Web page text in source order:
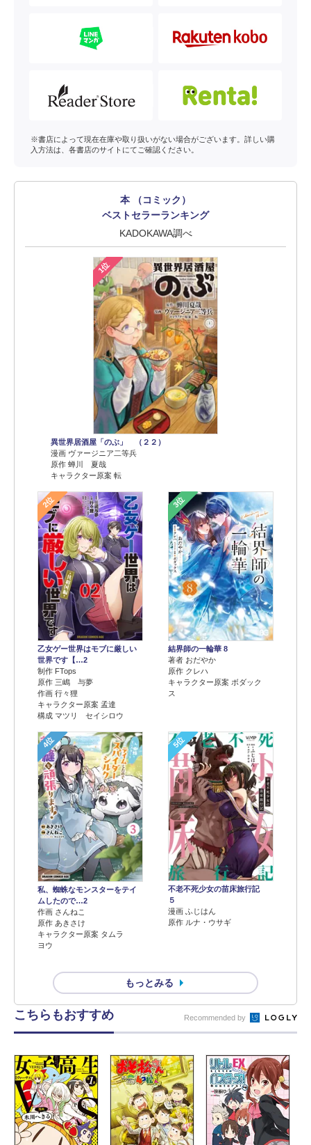
※書店によって現在在庫や取り扱いがない場合がございます。詳しい購
入方法は、各書店のサイトにてご確認ください。
本 （コミック）
ベストセラーランキング
KADOKAWA調べ
1位
異世界居酒屋「のぶ」 （２２）
漫画 ヴァージニア二等兵
原作 蝉川 夏哉
キャラクター原案 転
2位
乙女ゲー世界はモブに厳しい
世界です【…2
制作 FTops
原作 三嶋 与夢
作画 行々狸
キャラクター原案 孟達
構成 マツリ セイシロウ
3位
結界師の一輪華 8
著者 おだやか
原作 クレハ
キャラクター原案 ボダック
ス
4位
私、蜘蛛なモンスターをテイ
ムしたので…2
作画 さんねこ
原作 あきさけ
キャラクター原案 タムラ
ヨウ
5位
不老不死少女の苗床旅行記
５
漫画 ふじはん
原作 ルナ・ウサギ
もっとみる
こちらもおすすめ Recommended by